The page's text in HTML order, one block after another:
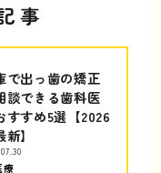
事
で出っ歯の矯正
談できる歯科医
すすめ5選【2026
】
療